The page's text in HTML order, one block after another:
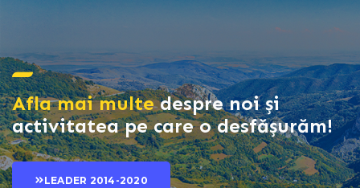
Afla mai multedespre noi și
activitatea pe care o desfășurăm!
LEADER 2014-2020